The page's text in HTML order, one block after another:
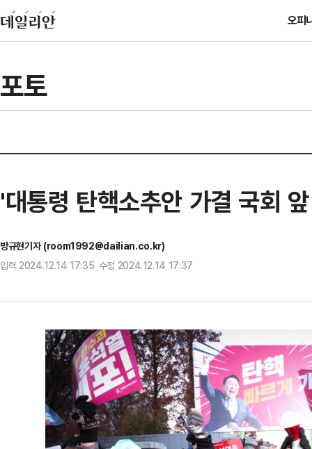
오피
포토
'대통령 탄핵소추안 가결 국회
방규현기자 (room1992@dailian.co.kr)
입력 2024.12.14 17:35 수정 2024.12.14 17:37